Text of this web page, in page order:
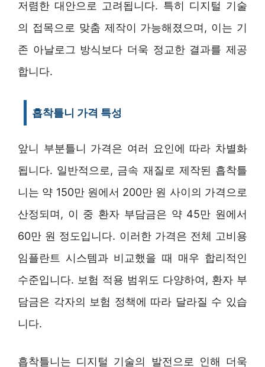
저렴한 대안으로 고려됩니다. 특히 디지털 기술
의 접목으로 맞춤 제작이 가능해졌으며, 이는 기
존 아날로그 방식보다 더욱 정교한 결과를 제공
합니다.
흡착틀니 가격 특성
앞니 부분틀니 가격은 여러 요인에 따라 차별화
됩니다. 일반적으로, 금속 재질로 제작된 흡착틀
니는 약 150만 원에서 200만 원 사이의 가격으로
산정되며, 이 중 환자 부담금은 약 45만 원에서
60만 원 정도입니다. 이러한 가격은 전체 고비용
임플란트 시스템과 비교했을 때 매우 합리적인
수준입니다. 보험 적용 범위도 다양하여, 환자 부
담금은 각자의 보험 정책에 따라 달라질 수 있습
니다.
흡착틀니는 디지털 기술의 발전으로 인해 더욱